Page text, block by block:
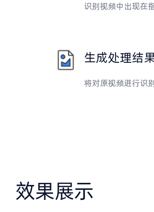
识别视频中出现在
生成处理结
将对原视频进行识
效果展示